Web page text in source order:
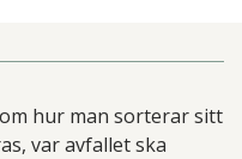
hur man sorterar sitt
var avfallet ska